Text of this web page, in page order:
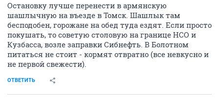
Остановку лучше перенести в армянскую
шашлычную на въезде в Томск. Шашлык там
бесподобен, горожане на обед туда ездят. Если просто
покушать, то советую столовую на границе НСО и
Кузбасса, возле заправки Сибнефть. В Болотном
питаться не стоит - кормят отвратно (все невкусно и
не первой свежести).
ОТВЕТИТЬ